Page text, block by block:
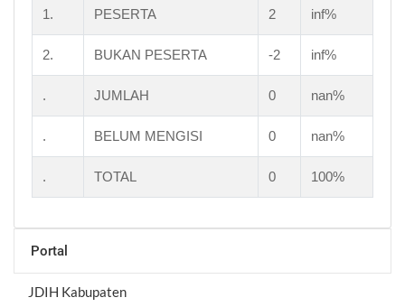
1. PESERTA 2 inf%
2. BUKAN PESERTA -2 inf%
. JUMLAH 0 nan%
. BELUM MENGISI 0 nan%
. TOTAL 0 100%
Portal
JDIH Kabupaten